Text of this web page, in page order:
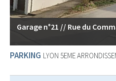
Garage n°21 // Rue du
PARKING LYON 5EME